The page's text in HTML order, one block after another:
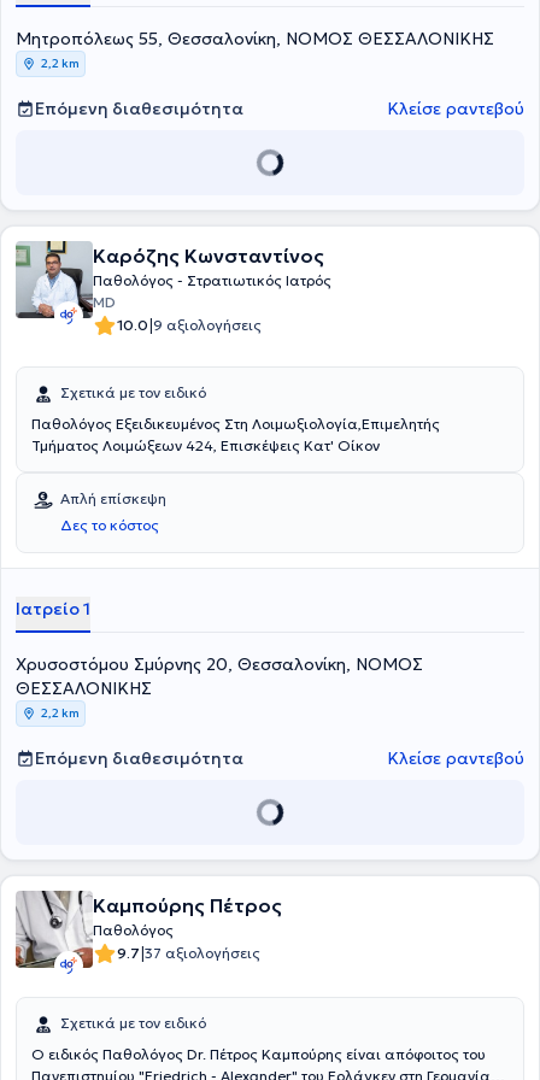
Μητροπόλεως 55, Θεσσαλονίκη, ΝΟΜΟΣ ΘΕΣΣΑΛΟΝΙΚΗΣ
2,2 km
Επόμενη διαθεσιμότητα Κλείσε ραντεβού
Καρόζης Κωνσταντίνος
Παθολόγος - Στρατιωτικός Ιατρός
MD
10.0|9 αξιολογήσεις
Σχετικά με τον ειδικό
Παθολόγος Εξειδικευμένος Στη Λοιμωξιολογία,Επιμελητής
Τμήματος Λοιμώξεων 424, Επισκέψεις Κατ' Οίκον
Απλή επίσκεψη
Δες το κόστος
Ιατρείο 1
Χρυσοστόμου Σμύρνης 20, Θεσσαλονίκη, ΝΟΜΟΣ
ΘΕΣΣΑΛΟΝΙΚΗΣ
2,2 km
Επόμενη διαθεσιμότητα Κλείσε ραντεβού
Καμπούρης Πέτρος
Παθολόγος
9.7|37 αξιολογήσεις
Σχετικά με τον ειδικό
Ο ειδικός Παθολόγος Dr. Πέτρος Καμπούρης είναι απόφοιτος του
Πανεπιστημίου "Friedrich - Alexander" του Ερλάγκεν στη Γερμανία